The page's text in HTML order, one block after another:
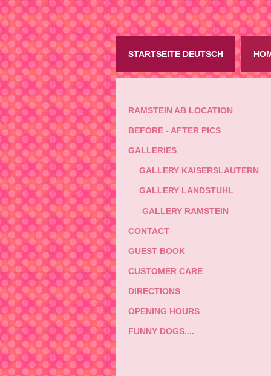
STARTSEITE DEUTSCH
RAMSTEIN AB LOCATION
BEFORE - AFTER PICS
GALLERIES
GALLERY KAISERSLAUTERN
GALLERY LANDSTUHL
GALLERY RAMSTEIN
CONTACT
GUEST BOOK
CUSTOMER CARE
DIRECTIONS
OPENING HOURS
FUNNY DOGS....